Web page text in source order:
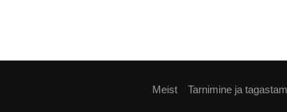
Meist Tarnimine ja